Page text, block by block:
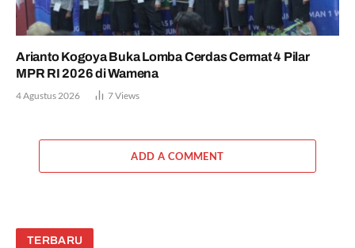
Arianto Kogoya Buka Lomba Cerdas Cermat 4 Pilar
MPR RI 2026 di Wamena
4 Agustus 2026 7Views
ADD A COMMENT
TERBARU